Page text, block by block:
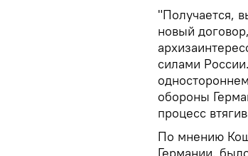
"Получается,
новый
силами
обороны
процесс
По мнению